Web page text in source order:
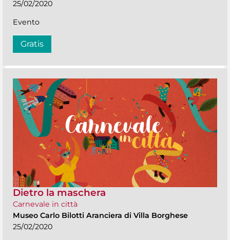
25/02/2020
Evento
Gratis
Dietro la maschera
Carnevale in città
Museo Carlo Bilotti Aranciera di Villa Borghese
25/02/2020